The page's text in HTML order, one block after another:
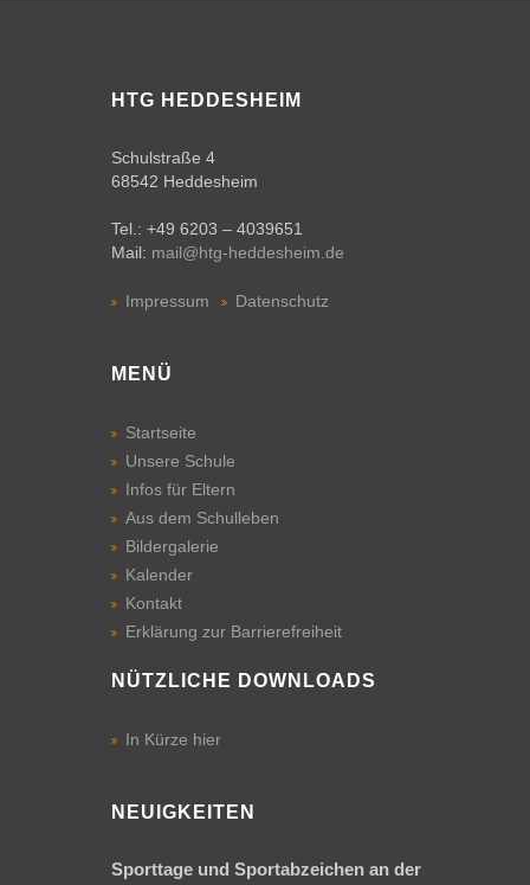
HTG HEDDESHEIM
Schulstraße 4
68542 Heddesheim
Tel.: +49 6203 – 4039651
Mail: mail@htg-heddesheim.de
Impressum Datenschutz
MENÜ
Startseite
Unsere Schule
Infos für Eltern
Aus dem Schulleben
Bildergalerie
Kalender
Kontakt
Erklärung zur Barrierefreiheit
NÜTZLICHE DOWNLOADS
In Kürze hier
NEUIGKEITEN
Sporttage und Sportabzeichen an der
Zeitschenker
AGs /
Chronik
Terminkalender
Ferienkalender
Öffnungszeiten
Sekretariats